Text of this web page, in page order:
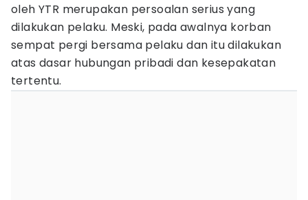
oleh YTR merupakan persoalan serius yang
dilakukan pelaku. Meski, pada awalnya korban
sempat pergi bersama pelaku dan itu dilakukan
atas dasar hubungan pribadi dan kesepakatan
tertentu.